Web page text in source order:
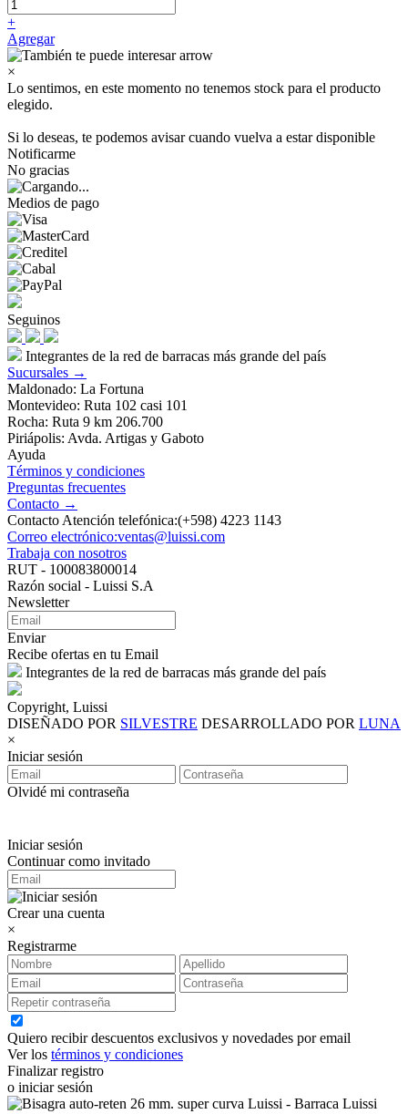
+
Agregar
×
Lo sentimos, en este momento no tenemos stock para el producto
elegido.
Si lo deseas, te podemos avisar cuando vuelva a estar disponible
Notificarme
No gracias
Medios de pago
Seguinos
Integrantes de la red de barracas más grande del país
Sucursales →
Maldonado: La Fortuna
Montevideo: Ruta 102 casi 101
Rocha: Ruta 9 km 206.700
Piriápolis: Avda. Artigas y Gaboto
Ayuda
Términos y condiciones
Preguntas frecuentes
Contacto →
Contacto Atención telefónica:(+598) 4223 1143
Correo electrónico:ventas@luissi.com
Trabaja con nosotros
RUT - 100083800014
Razón social - Luissi S.A
Newsletter
Enviar
Recibe ofertas en tu Email
Integrantes de la red de barracas más grande del país
Copyright, Luissi
DISEÑADO POR SILVESTRE DESARROLLADO POR LUNA
×
Iniciar sesión
Olvidé mi contraseña
Iniciar sesión
Continuar como invitado
Crear una cuenta
×
Registrarme
Quiero recibir descuentos exclusivos y novedades por email
Ver los términos y condiciones
Finalizar registro
o iniciar sesión